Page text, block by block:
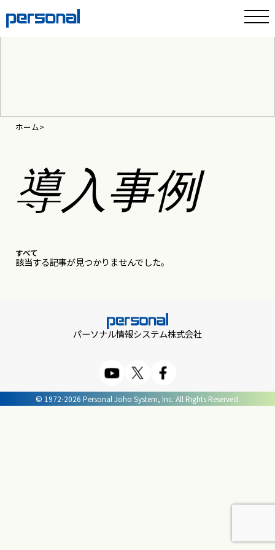
ホーム
導入事例
すべて
該当する記事が見つかりませんでした。
パーソナル情報システム株式会社
© 1972-2026 Personal Joho System, Inc. All Rights Reserved.